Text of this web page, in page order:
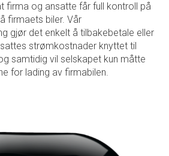
firma og ansatte får full kontroll på
firmaets biler. Vår
gjør det enkelt å tilbakebetale eller
strømkostnader knyttet til
samtidig vil selskapet kun måtte
for lading av firmabilen.